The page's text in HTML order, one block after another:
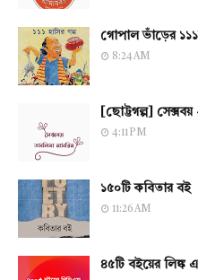
গোপাল ভাঁড়ের
8:24 AM
[ছোট্টগল্প]
4:11 PM
১৫০টি কবিতার বই
11:26 AM
৪৫টি বইয়ের লিঙ্ক